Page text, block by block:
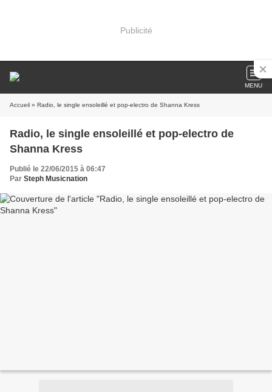
Publicité
MENU
Accueil » Radio, le single ensoleillé et pop-electro de Shanna Kress
Radio, le single ensoleillé et pop-electro de
Shanna Kress
Publié le 22/06/2015 à 06:47
Par Steph Musicnation